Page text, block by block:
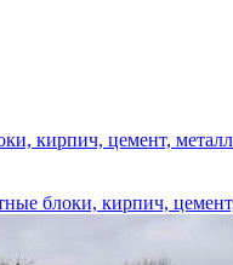
кирпич, цемент,
блоки, кирпич,